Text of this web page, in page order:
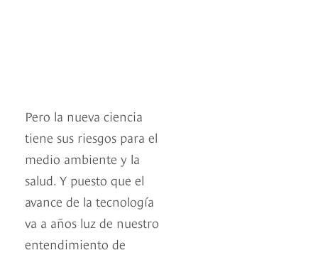
Pero la nueva ciencia
tiene sus riesgos para el
medio ambiente y la
salud. Y puesto que el
avance de la tecnología
va a años luz de nuestro
entendimiento de